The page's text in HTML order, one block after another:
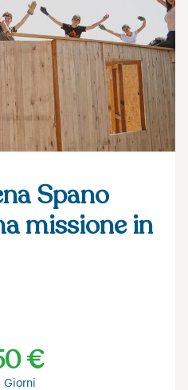
Spano
missione in
€
Giorni